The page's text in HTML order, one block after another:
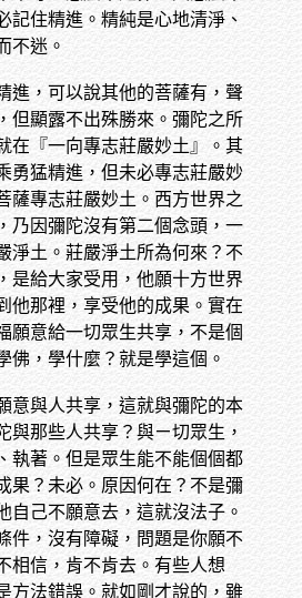
記住精進。精純是心地清淨、
不迷。
進，可以說其他的菩薩有，聲
但顯露不出殊勝來。彌陀之所
在『一向專志莊嚴妙土』。其
勇猛精進，但未必專志莊嚴妙
薩專志莊嚴妙土。西方世界之
乃因彌陀沒有第二個念頭，一
淨土。莊嚴淨土所為何來？不
是給大家受用，他願十方世界
他那裡，享受他的成果。實在
願意給一切眾生共享，不是個
佛，學什麼？就是學這個。
意與人共享，這就與彌陀的本
與那些人共享？與ㄧ切眾生，
執著。但是眾生能不能個個都
果？未必。原因何在？不是彌
自己不願意去，這就沒法子。
件，沒有障礙，問題是你願不
相信，肯不肯去。有些人想
方法錯誤。就如剛才說的，雖